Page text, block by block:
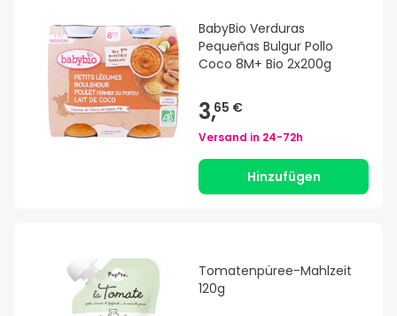
BabyBio Verduras
Pequeñas Bulgur Pollo
Coco 8M+ Bio 2x200g
3,65 €
Versand in 24-72h
Hinzufügen
Tomatenpüree-Mahlzeit
120g